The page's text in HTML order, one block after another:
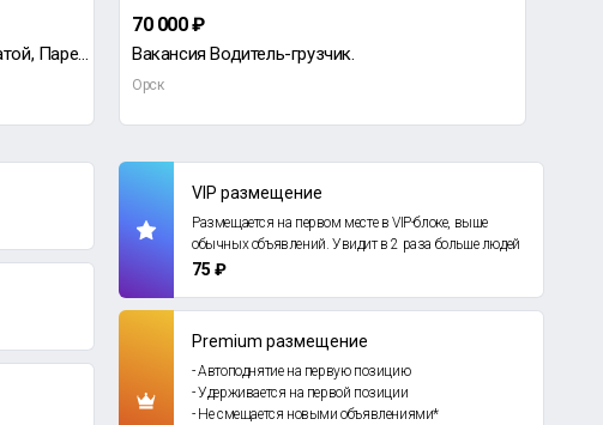
Ищу подработку с ежедневной выплатой, Парень 17 лет
70 000 ₽
Вакансия Водитель-грузчик.
Орск
VIP размещение
Размещается на первом месте в VIP-блоке, выше
обычных объявлений. Увидит в 2 раза больше людей
75 ₽
Premium размещение
- Автоподнятие на первую позицию
- Удерживается на первой позиции
- Не смещается новыми объявлениями*